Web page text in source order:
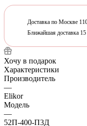
Доставка по Москве
Ближайшая доставка 15
Хочу в подарок
Характеристики
Производитель
—
Elikor
Модель
—
52П-400-П3Д